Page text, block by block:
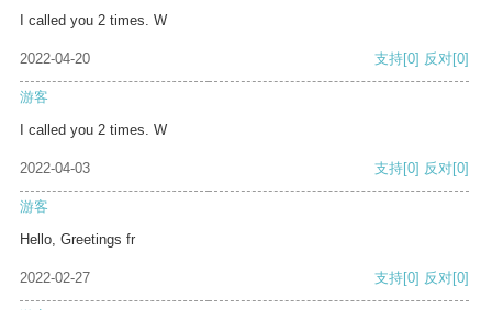
I called you 2 times. W
2022-04-20 支持[0] 反对[0]
游客
I called you 2 times. W
2022-04-03 支持[0] 反对[0]
游客
Hello, Greetings fr
2022-02-27 支持[0] 反对[0]